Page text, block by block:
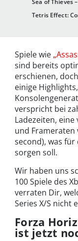
Sea of Thieves
Tetris Effect:
Spiele wie
sind bereits
erschienen,
einige
verspricht bei
Ladezeiten,
und Frameraten
second), was
sorgen soll.
Wir haben uns
100 Spiele des
verraten Dir,
Series X/S nicht
Forza
ist jetzt